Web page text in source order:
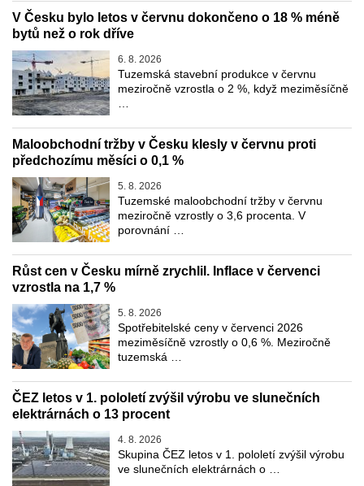
V Česku bylo letos v červnu dokončeno o 18 % méně
bytů než o rok dříve
6. 8. 2026
Tuzemská stavební produkce v červnu
meziročně vzrostla o 2 %, když meziměsíčně
…
Maloobchodní tržby v Česku klesly v červnu proti
předchozímu měsíci o 0,1 %
5. 8. 2026
Tuzemské maloobchodní tržby v červnu
meziročně vzrostly o 3,6 procenta. V
porovnání …
Růst cen v Česku mírně zrychlil. Inflace v červenci
vzrostla na 1,7 %
5. 8. 2026
Spotřebitelské ceny v červenci 2026
meziměsíčně vzrostly o 0,6 %. Meziročně
tuzemská …
ČEZ letos v 1. pololetí zvýšil výrobu ve slunečních
elektrárnách o 13 procent
4. 8. 2026
Skupina ČEZ letos v 1. pololetí zvýšil výrobu
ve slunečních elektrárnách o …